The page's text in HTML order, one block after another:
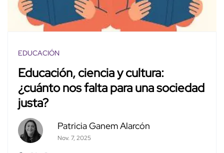
EDUCACIÓN
Educación, ciencia y cultura:
¿cuánto nos falta para una sociedad
justa?
Patricia Ganem Alarcón
Nov. 7, 2025